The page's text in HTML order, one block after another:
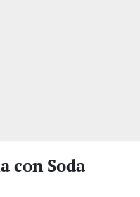
con Soda